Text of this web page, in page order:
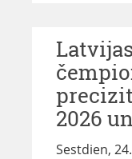
2026
Sestdien,